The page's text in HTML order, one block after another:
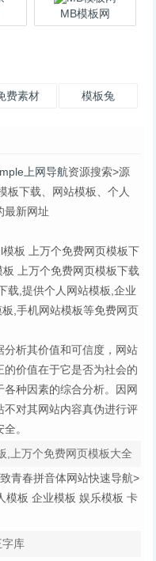
MB模板网
费素材 模板兔
上网导航资源搜索>源
板下载、网站模板、个人
最新网址
板 上万个免费网页模板下
上万个免费网页模板下载
载,提供个人网站模板,企业
,手机网站模板等免费网页
析其价值和可信度，网站
价值在于它是否为社会的
种因素的综合分析。因网
对其网站内容真伪进行评
。
,上万个免费网页模板大全
青春拼音体网站快速导航>
模板 企业模板 娱乐模板 卡
字库